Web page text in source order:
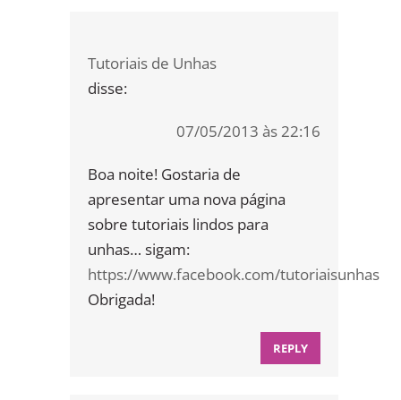
Tutoriais de Unhas
disse:
07/05/2013 às 22:16
Boa noite! Gostaria de
apresentar uma nova página
sobre tutoriais lindos para
unhas… sigam:
https://www.facebook.com/tutoriaisunhas
Obrigada!
REPLY